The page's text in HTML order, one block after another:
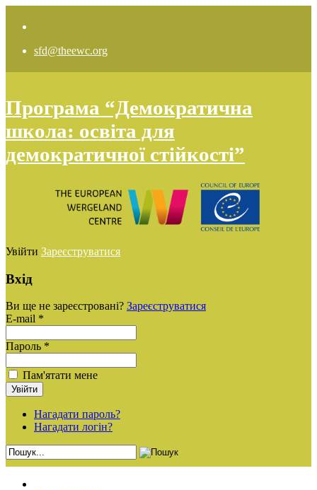
sfd@theewc.org
Програма “Демократична
школа: освіта для
демократичної стійкості”
Увійти Зареєструватися
Вхід
Ви ще не зареєстровані? Зареєструватися
E-mail *
Пароль *
Пам'ятати мене
Нагадати пароль?
Нагадати логін?